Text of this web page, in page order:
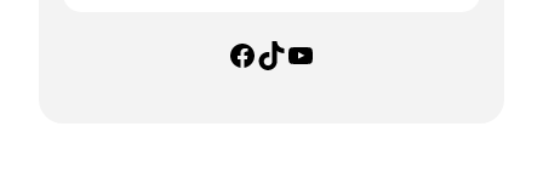
Facebook TikTok YouTube